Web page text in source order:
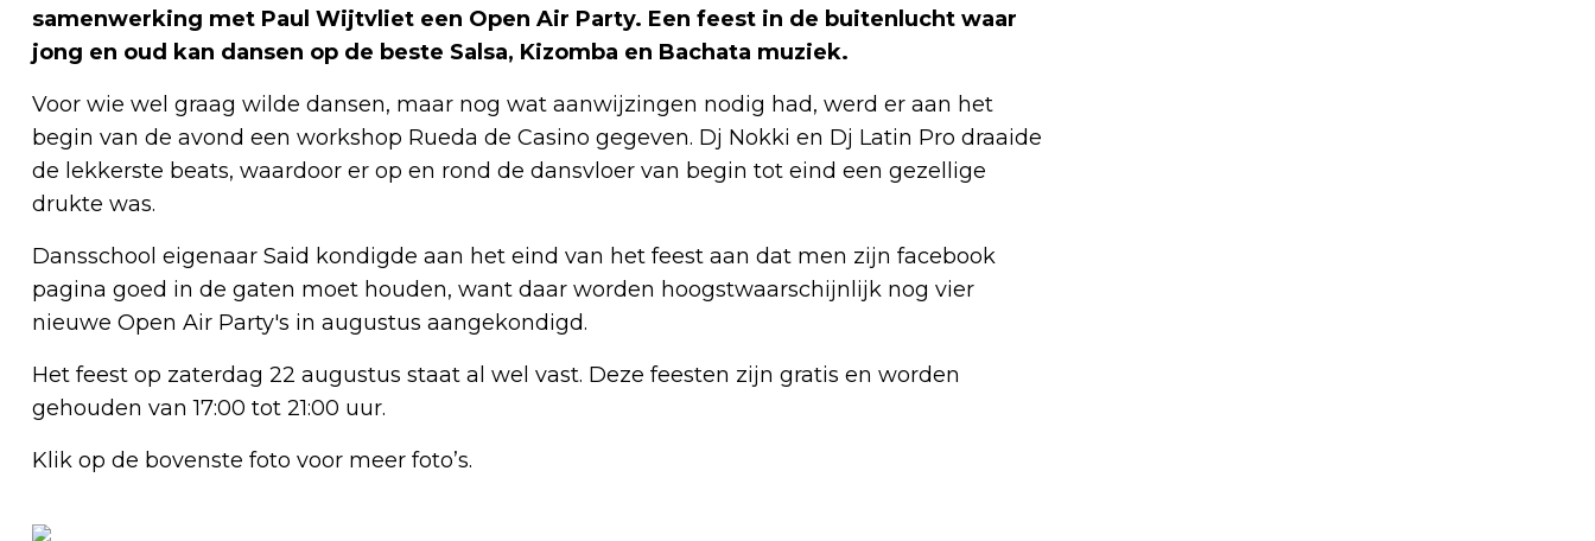
samenwerking met Paul Wijtvliet een Open Air Party. Een feest in de buitenlucht waar
jong en oud kan dansen op de beste Salsa, Kizomba en Bachata muziek.
Voor wie wel graag wilde dansen, maar nog wat aanwijzingen nodig had, werd er aan het
begin van de avond een workshop Rueda de Casino gegeven. Dj Nokki en Dj Latin Pro draaide
de lekkerste beats, waardoor er op en rond de dansvloer van begin tot eind een gezellige
drukte was.
Dansschool eigenaar Said kondigde aan het eind van het feest aan dat men zijn facebook
pagina goed in de gaten moet houden, want daar worden hoogstwaarschijnlijk nog vier
nieuwe Open Air Party's in augustus aangekondigd.
Het feest op zaterdag 22 augustus staat al wel vast. Deze feesten zijn gratis en worden
gehouden van 17:00 tot 21:00 uur.
Klik op de bovenste foto voor meer foto’s.